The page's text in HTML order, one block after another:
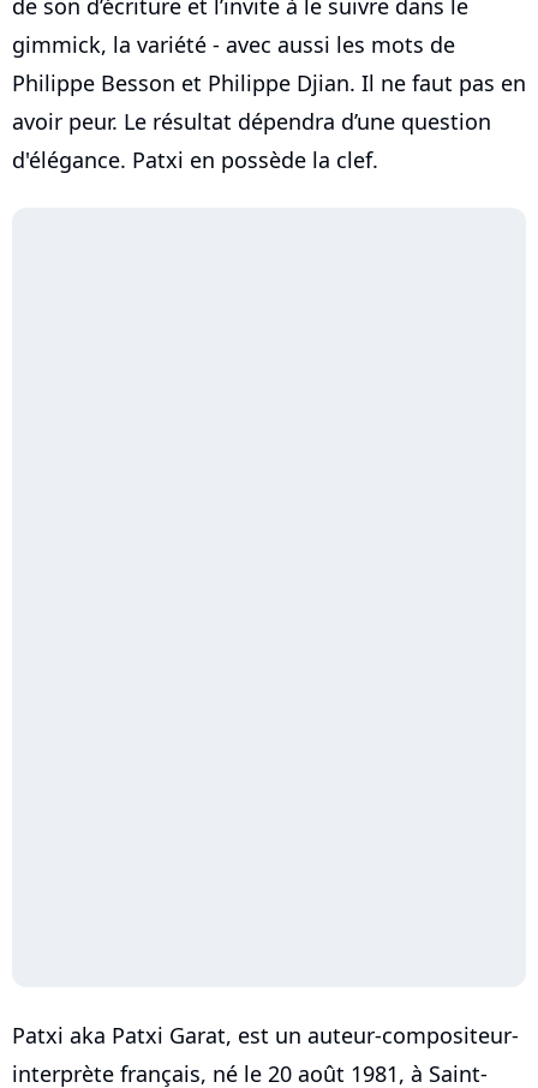
gimmick, la variété - avec aussi les mots de
Philippe Besson et Philippe Djian. Il ne faut pas en
avoir peur. Le résultat dépendra d’une question
d'élégance. Patxi en possède la clef.
Patxi aka Patxi Garat, est un auteur-compositeur-
interprète français, né le 20 août 1981, à Saint-